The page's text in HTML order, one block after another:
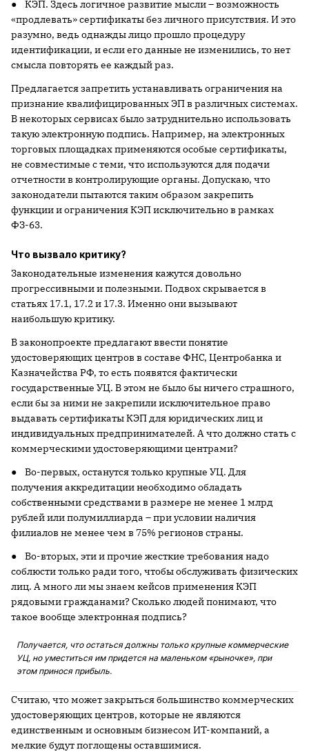
● КЭП. Здесь логичное развитие мысли – возможность
«продлевать» сертификаты без личного присутствия. И это
разумно, ведь однажды лицо прошло процедуру
идентификации, и если его данные не изменились, то нет
смысла повторять ее каждый раз.
Предлагается запретить устанавливать ограничения на
признание квалифицированных ЭП в различных системах.
В некоторых сервисах было затруднительно использовать
такую электронную подпись. Например, на электронных
торговых площадках применяются особые сертификаты,
не совместимые с теми, что используются для подачи
отчетности в контролирующие органы. Допускаю, что
законодатели пытаются таким образом закрепить
функции и ограничения КЭП исключительно в рамках
ФЗ-63.
Что вызвало критику?
Законодательные изменения кажутся довольно
прогрессивными и полезными. Подвох скрывается в
статьях 17.1, 17.2 и 17.3. Именно они вызывают
наибольшую критику.
В законопроекте предлагают ввести понятие
удостоверяющих центров в составе ФНС, Центробанка и
Казначейства РФ, то есть появятся фактически
государственные УЦ. В этом не было бы ничего страшного,
если бы за ними не закрепили исключительное право
выдавать сертификаты КЭП для юридических лиц и
индивидуальных предпринимателей. А что должно стать с
коммерческими удостоверяющими центрами?
● Во-первых, останутся только крупные УЦ. Для
получения аккредитации необходимо обладать
собственными средствами в размере не менее 1 млрд
рублей или полумиллиарда – при условии наличия
филиалов не менее чем в 75% регионов страны.
● Во-вторых, эти и прочие жесткие требования надо
соблюсти только ради того, чтобы обслуживать физических
лиц. А много ли мы знаем кейсов применения КЭП
рядовыми гражданами? Сколько людей понимают, что
такое вообще электронная подпись?
Получается, что остаться должны только крупные коммерческие
УЦ, но уместиться им придется на маленьком «рыночке», при
этом принося прибыль.
Считаю, что может закрыться большинство коммерческих
удостоверяющих центров, которые не являются
единственным и основным бизнесом ИТ-компаний, а
мелкие будут поглощены оставшимися.